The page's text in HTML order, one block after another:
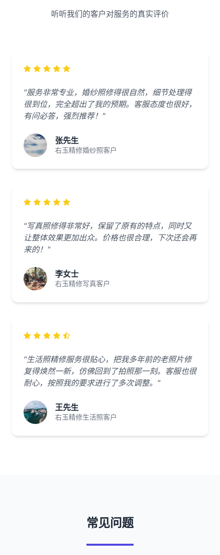
听听我们的客户对服务的真实评价
"服务非常专业，婚纱照修得很自然，细节处理得
很到位，完全超出了我的预期。客服态度也很好，
有问必答，强烈推荐！"
张先生
右玉精修婚纱照客户
"写真照修得非常好，保留了原有的特点，同时又
让整体效果更加出众。价格也很合理，下次还会再
来的！"
李女士
右玉精修写真客户
"生活照精修服务很贴心，把我多年前的老照片修
复得焕然一新，仿佛回到了拍照那一刻。客服也很
耐心，按照我的要求进行了多次调整。"
王先生
右玉精修生活照客户
常见问题